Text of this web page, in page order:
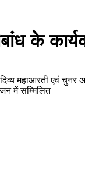
के
महाआरती एवं
में सम्मिलित